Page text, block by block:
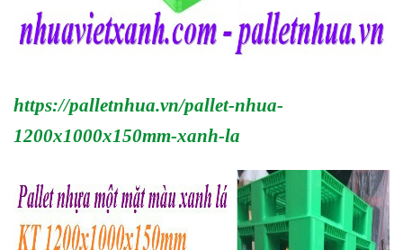
https://palletnhua.vn/pallet-nhua-
1200x1000x150mm-xanh-la